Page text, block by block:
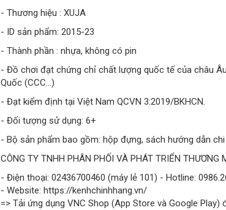
- Thương hiệu : XUJA
- ID sản phẩm: 2015-23
- Thành phần : nhựa, không có pin
- Đồ chơi đạt chứng chỉ chất lượng quốc tế của châu
Quốc (CCC…)
- Đạt kiểm định tại Việt Nam QCVN 3:2019/BKHCN.
- Đối tượng sử dụng: 6+
- Bộ sản phẩm bao gồm: hộp đựng, sách hướng dẫn
CÔNG TY TNHH PHÂN PHỐI VÀ PHÁT TRIỂN THƯƠNG
- Điện thoại: 02436700460 (máy lẻ 101) - Hotline:
- Website: https://kenhchinhhang.vn/
=> Tải ứng dụng VNC Shop (App Store và Google